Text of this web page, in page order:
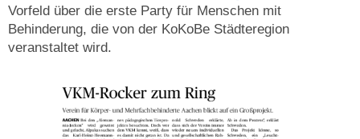
Vorfeld über die erste Party für Menschen mit
Behinderung, die von der KoKoBe Städteregion
veranstaltet wird.